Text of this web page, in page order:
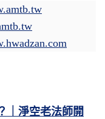
｜淨空老法師開